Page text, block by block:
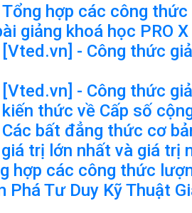
Tổng hợp các công
giảng khoá học PRO
[Vted.vn] - Công thức
- Công thức
thức về Cấp số
bất đẳng thức cơ
trị lớn nhất và giá trị
hợp các công thức
Phá Tư Duy Kỹ Thuật